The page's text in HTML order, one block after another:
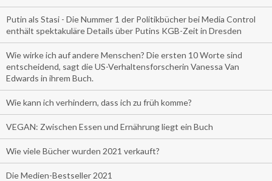
Putin als Stasi - Die Nummer 1 der Politikbücher bei Media Control
enthält spektakuläre Details über Putins KGB-Zeit in Dresden
Wie wirke ich auf andere Menschen? Die ersten 10 Worte sind
entscheidend, sagt die US-Verhaltensforscherin Vanessa Van
Edwards in ihrem Buch.
Wie kann ich verhindern, dass ich zu früh komme?
VEGAN: Zwischen Essen und Ernährung liegt ein Buch
Wie viele Bücher wurden 2021 verkauft?
Die Medien-Bestseller 2021